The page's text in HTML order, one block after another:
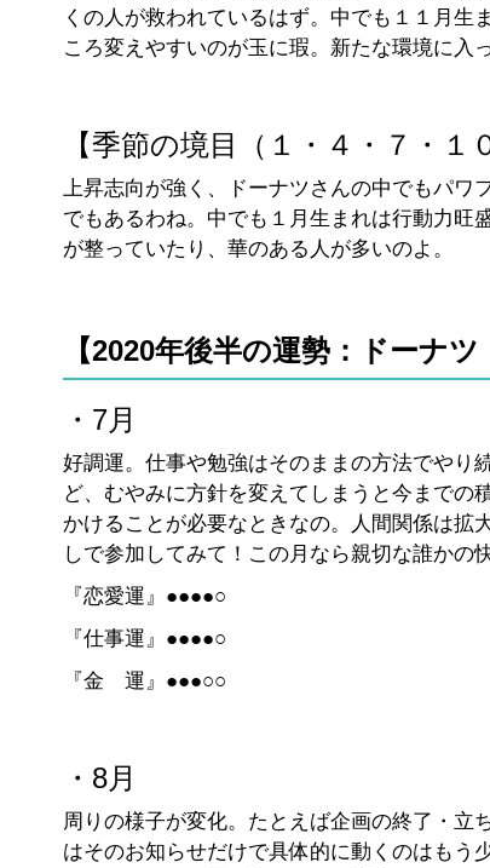
くの人が救われているはず。中でも１１月生
ころ変えやすいのが玉に瑕。新たな環境に入
【季節の境目（１・４・７・１
上昇志向が強く、ドーナツさんの中でもパ
でもあるわね。中でも１月生まれは行動力旺
が整っていたり、華のある人が多いのよ。
【2020年後半の運勢：ドーナツ
・7月
好調運。仕事や勉強はそのままの方法でやり
ど、むやみに方針を変えてしまうと今までの
かけることが必要なときなの。人間関係は拡
しで参加してみて！この月なら親切な誰かの
『恋愛運』●●●●○
『仕事運』●●●●○
『金 運』●●●○○
・8月
周りの様子が変化。たとえば企画の終了・立
はそのお知らせだけで具体的に動くのはもう